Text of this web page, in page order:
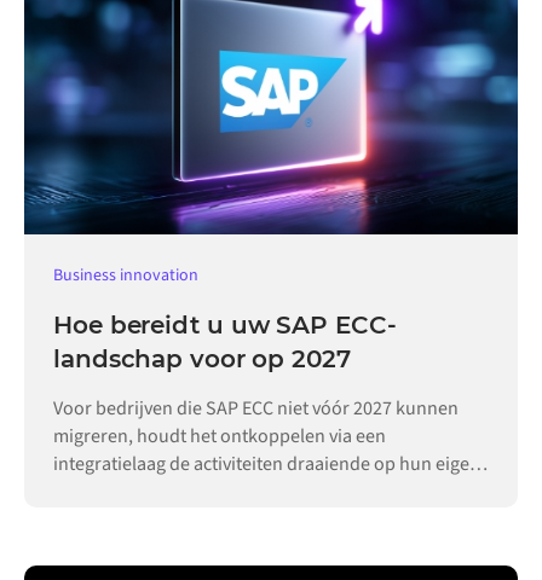
Business innovation
Hoe bereidt u uw SAP ECC-
landschap voor op 2027
Voor bedrijven die SAP ECC niet vóór 2027 kunnen
migreren, houdt het ontkoppelen via een
integratielaag de activiteiten draaiende op hun eigen